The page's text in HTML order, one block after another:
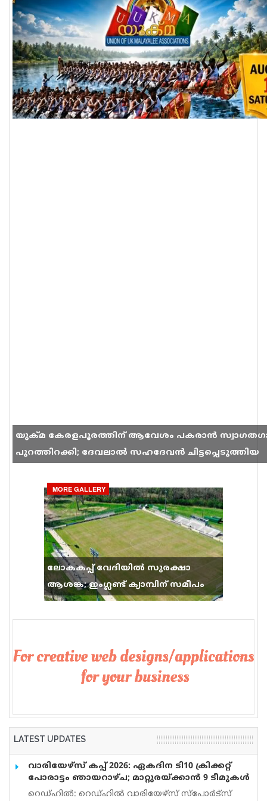
യുക്മ കേരളപൂരത്തിന് ആവേശം പകരാൻ
പുറത്തിറക്കി; ദേവലാൽ സഹദേവൻ ചിട്ടപ്പെടുത്തിയ
MORE GALLERY
ലോകകപ്പ് വേദിയിൽ സുരക്ഷാ
ആശങ്ക; ഇംഗ്ലണ്ട് ക്യാമ്പിന് സമീപം
വെടിവെപ്പ്, 9 പേർക്ക് പരിക്ക്
LATEST UPDATES
വാരിയേഴ്സ് കപ്പ് 2026: ഏകദിന ടി10 ക്രിക്കറ്റ്
പോരാട്ടം ഞായറാഴ്ച; മാറ്റുരയ്ക്കാൻ 9 ടീമുകൾ
റെഡ്ഹിൽ: റെഡ്ഹിൽ വാരിയേഴ്സ് സ്പോർട്സ്